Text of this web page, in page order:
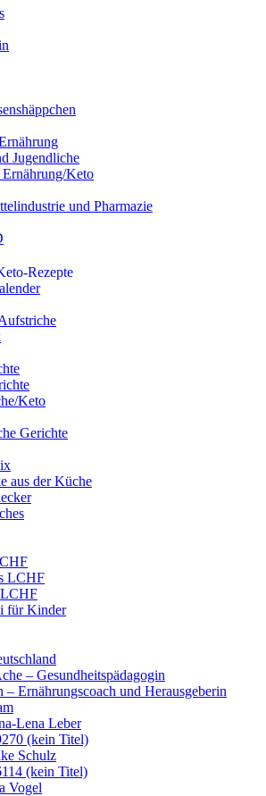
Jugendliche
Keto
und Pharmazie
Rezepte
Keto
Gerichte
aus der Küche
LCHF
für Kinder
– Gesundheitspädagogin
– Ernährungscoach und Herausgeberin
Lena Leber
(kein Titel)
Schulz
(kein Titel)
Vogel